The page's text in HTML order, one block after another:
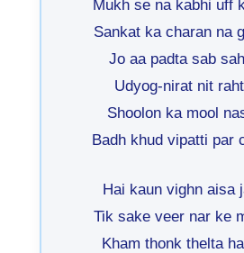
Mukh se na kabhi uff
Sankat ka charan na
Jo aa padta sab
Udyog-nirat nit
Shoolon ka mool
Badh khud vipatti par
Hai kaun vighn aisa
Tik sake veer nar ke
Kham thonk thelta